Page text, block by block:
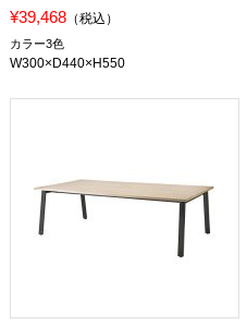
¥39,468（税込）
カラー3色
W300×D440×H550